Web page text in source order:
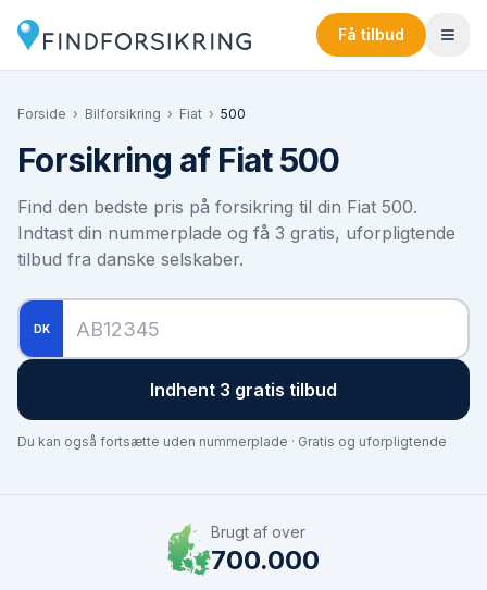
Få tilbud
Forside › Bilforsikring › Fiat › 500
Forsikring af Fiat 500
Find den bedste pris på forsikring til din Fiat 500.
Indtast din nummerplade og få 3 gratis, uforpligtende
tilbud fra danske selskaber.
DK
Indhent 3 gratis tilbud
Du kan også fortsætte uden nummerplade · Gratis og uforpligtende
Brugt af over
700.000